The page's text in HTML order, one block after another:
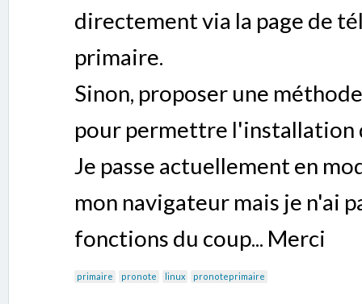
directement via la page de
primaire.
Sinon, proposer une
pour permettre l'installation
Je passe actuellement en
mon navigateur mais je n'ai
fonctions du coup... Merci
primaire pronote linux pronoteprimaire